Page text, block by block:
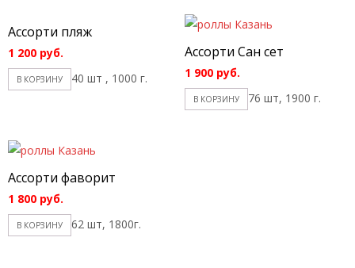
Ассорти пляж
1 200 руб.
В КОРЗИНУ 40 шт , 1000 г.
Ассорти Сан сет
1 900 руб.
В КОРЗИНУ 76 шт, 1900 г.
Ассорти фаворит
1 800 руб.
В КОРЗИНУ 62 шт, 1800г.